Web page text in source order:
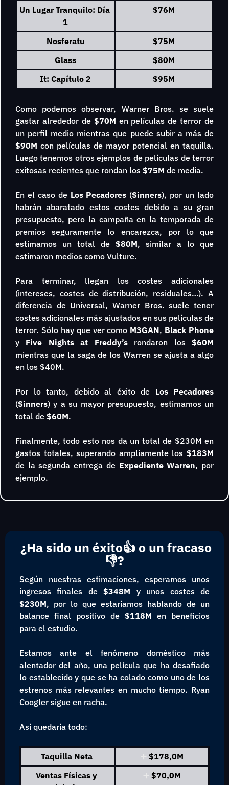
Un Lugar Tranquilo: Día
1
$76M
Nosferatu
$75M
Glass
$80M
It: Capítulo 2
$95M
Como podemos observar, Warner Bros. se suele
gastar alrededor de $70M en películas de terror de
$90M con películas de mayor potencial en taquilla.
Luego tenemos otros ejemplos de películas de terror
exitosas recientes que rondan los $75M de media.
En el caso de Los Pecadores (Sinners), por un lado
habrán abaratado estos costes debido a su gran
presupuesto, pero la campaña en la temporada de
premios seguramente lo encarezca, por lo que
estimamos un total de $80M, similar a lo que
estimaron medios como Vulture.
Para terminar, llegan los costes adicionales
(intereses, costes de distribución, residuales…). A
diferencia de Universal, Warner Bros. suele tener
costes adicionales más ajustados en sus películas de
terror. Sólo hay que ver como M3GAN, Black Phone
y Five Nights at Freddy’s rondaron los $60M
mientras que la saga de los Warren se ajusta a algo
en los $40M.
Por lo tanto, debido al éxito de Los Pecadores
(Sinners) y a su mayor presupuesto, estimamos un
total de $60M.
Finalmente, todo esto nos da un total de $230M en
gastos totales, superando ampliamente los $183M
de la segunda entrega de Expediente Warren, por
ejemplo.
¿Ha sido un éxito👍 o un fracaso
👎?
Según nuestras estimaciones, esperamos unos
ingresos finales de $348M y unos costes de
$230M, por lo que estaríamos hablando de un
balance final positivo de $118M en beneficios
para el estudio.
Estamos ante el fenómeno doméstico más
alentador del año, una película que ha desafiado
lo establecido y que se ha colado como uno de los
estrenos más relevantes en mucho tiempo. Ryan
Coogler sigue en racha.
Así quedaría todo:
Taquilla Neta ➕ $178,0M
Ventas Físicas y
➕ $70,0M